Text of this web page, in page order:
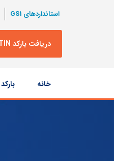
استانداردهای GS1
دریافت بارکد GLN , GTIN
محتوا
خانه بارکد